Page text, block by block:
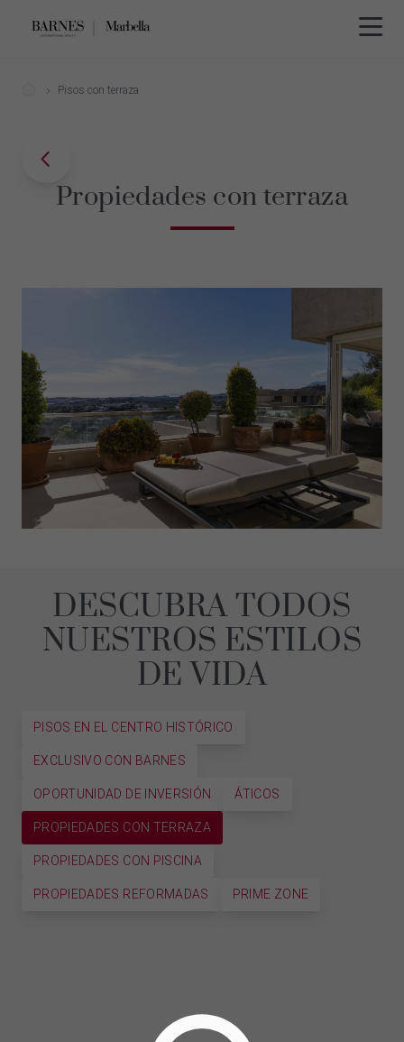
Pisos con terraza
Propiedades con terraza
DESCUBRA TODOS
NUESTROS ESTILOS
DE VIDA
PISOS EN EL CENTRO HISTÓRICO
EXCLUSIVO CON BARNES
OPORTUNIDAD DE INVERSIÓN ÁTICOS
PROPIEDADES CON TERRAZA
PROPIEDADES CON PISCINA
PROPIEDADES REFORMADAS PRIME ZONE